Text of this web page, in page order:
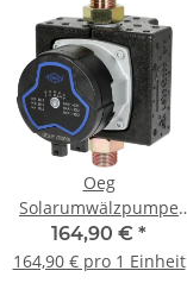
Oeg
Solarumwälzpumpe
DN20 mit 130 mm
Baulänge und PWM
164,90 € *
164,90 € pro 1 Einheit